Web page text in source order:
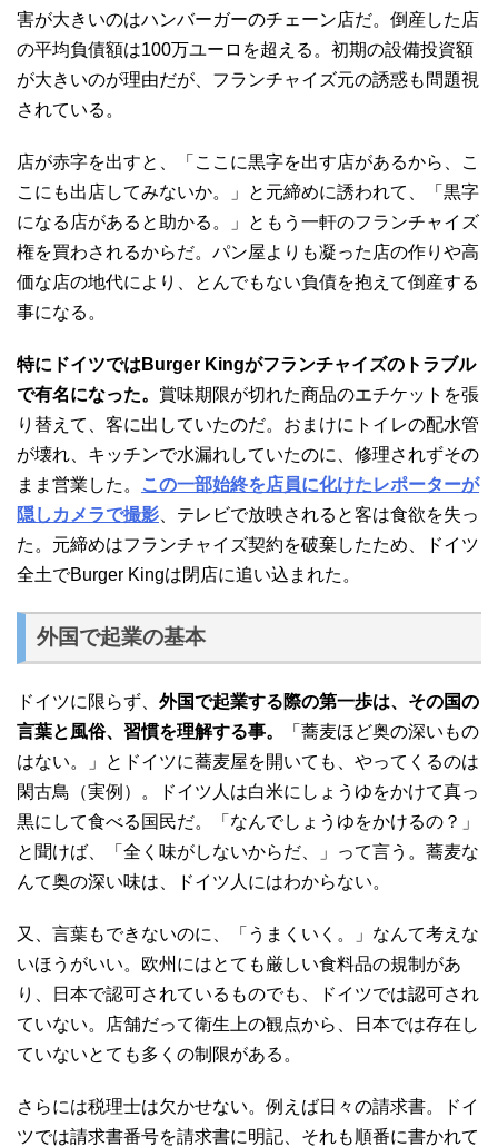
害が大きいのはハンバーガーのチェーン店だ。倒産した店
の平均負債額は100万ユーロを超える。初期の設備投資額
が大きいのが理由だが、フランチャイズ元の誘惑も問題視
されている。
店が赤字を出すと、「ここに黒字を出す店があるから、こ
こにも出店してみないか。」と元締めに誘われて、「黒字
になる店があると助かる。」ともう一軒のフランチャイズ
権を買わされるからだ。パン屋よりも凝った店の作りや高
価な店の地代により、とんでもない負債を抱えて倒産する
事になる。
特にドイツではBurger Kingがフランチャイズのトラブル
で有名になった。 賞味期限が切れた商品のエチケットを張
り替えて、客に出していたのだ。おまけにトイレの配水管
が壊れ、キッチンで水漏れしていたのに、修理されずその
まま営業した。
この一部始終を店員に化けたレポーターが
隠しカメラで撮影 、テレビで放映されると客は食欲を失っ
た。元締めはフランチャイズ契約を破棄したため、ドイツ
全土でBurger Kingは閉店に追い込まれた。
外国で起業の基本
ドイツに限らず、 外国で起業する際の第一歩は、その国の
言葉と風俗、習慣を理解する事。
「蕎麦ほど奥の深いもの
はない。」とドイツに蕎麦屋を開いても、やってくるのは
閑古鳥（実例）。ドイツ人は白米にしょうゆをかけて真っ
黒にして食べる国民だ。「なんでしょうゆをかけるの？」
と聞けば、「全く味がしないからだ、」って言う。蕎麦な
んて奥の深い味は、ドイツ人にはわからない。
又、言葉もできないのに、「うまくいく。」なんて考えな
いほうがいい。欧州にはとても厳しい食料品の規制があ
り、日本で認可されているものでも、ドイツでは認可され
ていない。店舗だって衛生上の観点から、日本では存在し
ていないとても多くの制限がある。
さらには税理士は欠かせない。例えば日々の請求書。ドイ
ツでは請求書番号を請求書に明記、それも順番に書かれて